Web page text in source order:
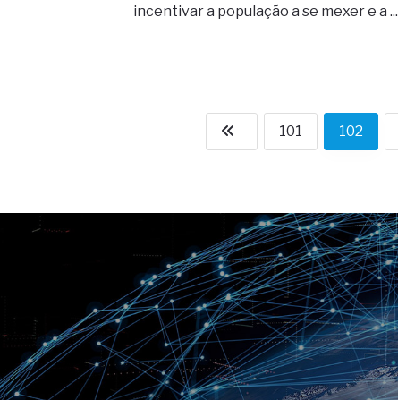
incentivar a população a se mexer e a ...
101 102